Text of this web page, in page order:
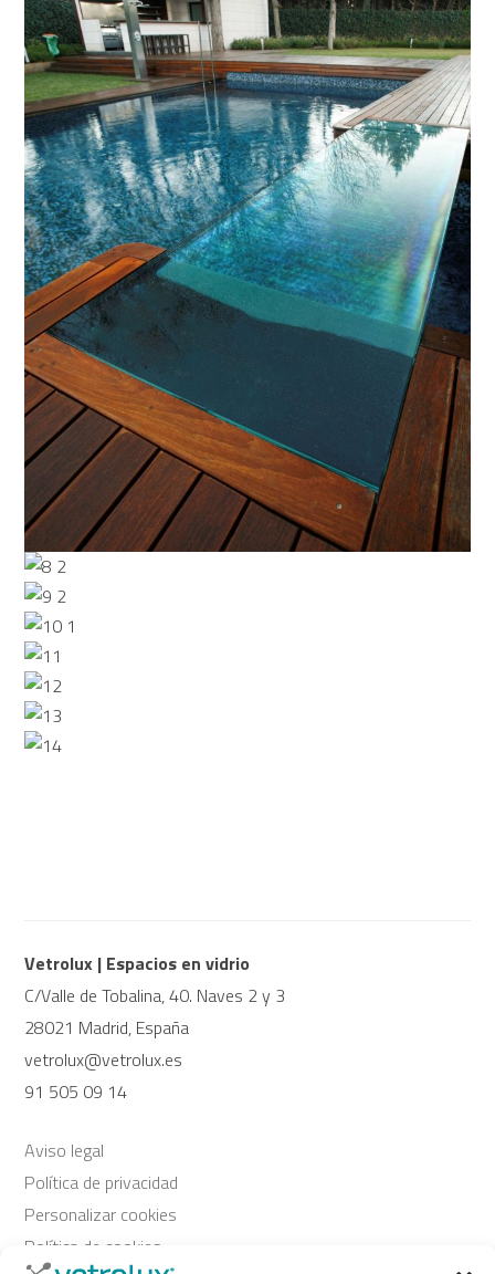
Vetrolux | Espacios en vidrio
C/Valle de Tobalina, 40. Naves 2 y 3
28021 Madrid, España
vetrolux@vetrolux.es
91 505 09 14
Aviso legal
Política de privacidad
Personalizar cookies
Política de cookies